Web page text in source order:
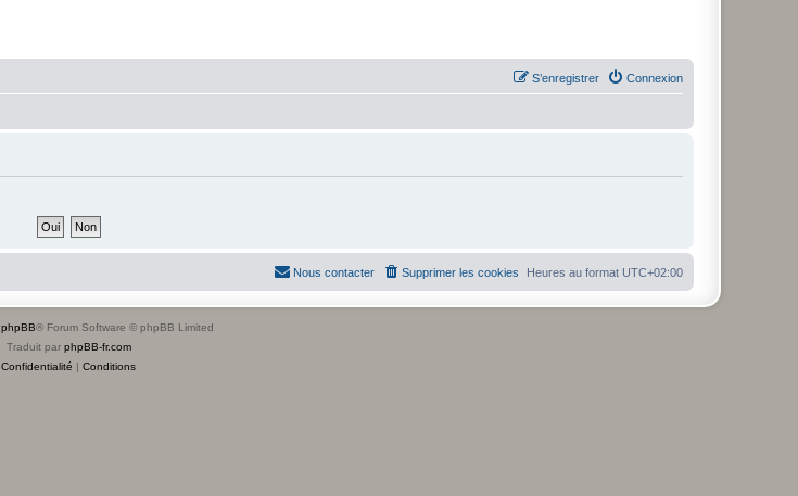
Connexion
S’enregistrer
Heures au format UTC+02:00
Supprimer les cookies
Nous contacter
phpBB® Forum Software © phpBB Limited
Traduit par phpBB-fr.com
Confidentialité | Conditions